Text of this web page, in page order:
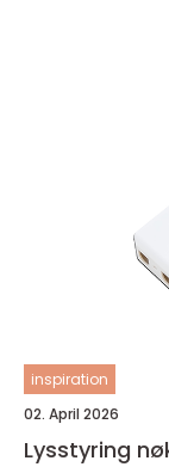
inspiration
02. April 2026
Lysstyring nøkkelen til smartere og mer